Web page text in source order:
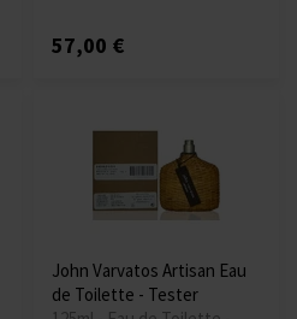
57,00 €
John Varvatos Artisan Eau
de Toilette - Tester